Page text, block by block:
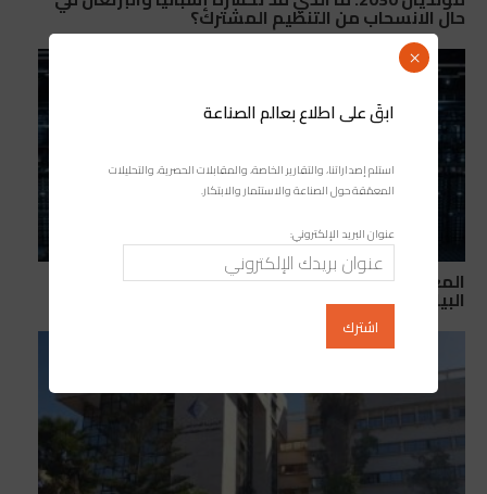
حال الانسحاب من التنظيم المشترك؟
المغرب يعزز ريادته الرقمية بقيادة إفريقيا في مراكز
البيانات المعتمدة
ابقَ على اطلاع بعالم الصناعة
استلم إصداراتنا، والتقارير الخاصة، والمقابلات الحصرية، والتحليلات
المعمّقة حول الصناعة والاستثمار والابتكار.
عنوان البريد الإلكتروني:
×